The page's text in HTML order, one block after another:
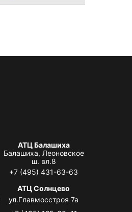
АТЦ Балашиха
Балашиха, Леоновское
ш. вл.8
+7 (495) 431-63-63
АТЦ Солнцево
ул.Главмосстроя 7а